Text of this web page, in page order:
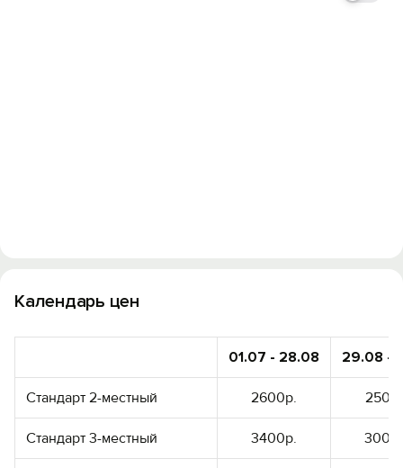
Календарь цен
01.07 - 28.08 29.08 -
Стандарт 2-местный 2600р.
Стандарт 3-местный 3400р.